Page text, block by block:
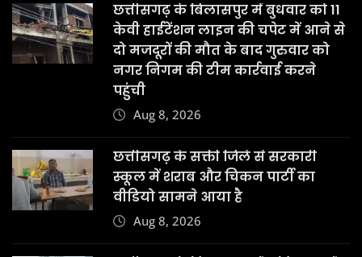
छत्तीसगढ़ के बिलासपुर में बुधवार को 11
केवी हाईटेंशन लाइन की चपेट में आने से
दो मजदूरों की मौत के बाद गुरुवार को
नगर निगम की टीम कार्रवाई करने
पहुंची
Aug 8, 2026
छत्तीसगढ़ के सक्ती जिले से सरकारी
स्कूल में शराब और चिकन पार्टी का
वीडियो सामने आया है
Aug 8, 2026